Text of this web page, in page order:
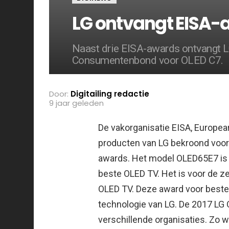
LG ontvangt EISA-
Naast drie EISA-awards ontvangt
Consumentenbond voor OLED C7.
Door: Digitailing redactie
9 jaar geleden
De vakorganisatie EISA,
producten van LG bekroond
awards. Het model OLED65E7
beste OLED TV. Het is voor de
OLED TV. Deze award voor
technologie van LG. De 2017
verschillende organisaties. Zo